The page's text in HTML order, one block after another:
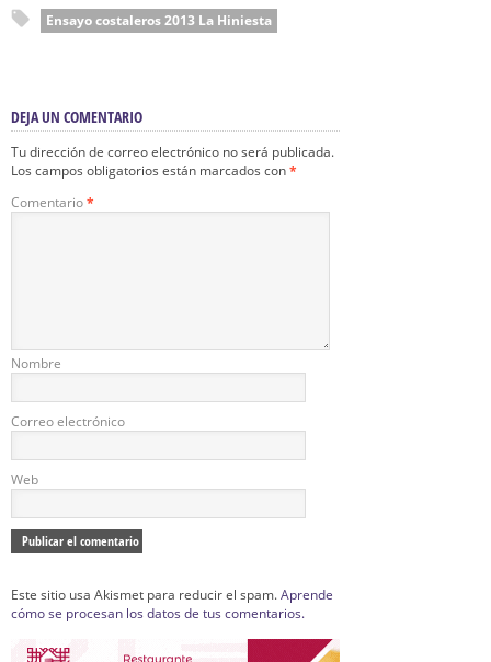
Ensayo costaleros 2013 La Hiniesta
DEJA UN COMENTARIO
Tu dirección de correo electrónico no será publicada.
Los campos obligatorios están marcados con*
Comentario*
Nombre
Correo electrónico
Web
Este sitio usa Akismet para reducir el spam.Aprende
cómo se procesan los datos de tus comentarios.